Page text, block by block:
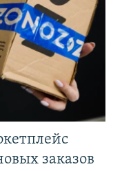
заказов